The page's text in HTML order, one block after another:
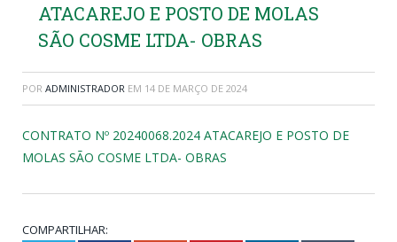
ATACAREJO E POSTO DE MOLAS
SÃO COSME LTDA- OBRAS
POR ADMINISTRADOR EM 14 DE MARÇO DE 2024
CONTRATO Nº 20240068.2024 ATACAREJO E POSTO DE
MOLAS SÃO COSME LTDA- OBRAS
COMPARTILHAR: